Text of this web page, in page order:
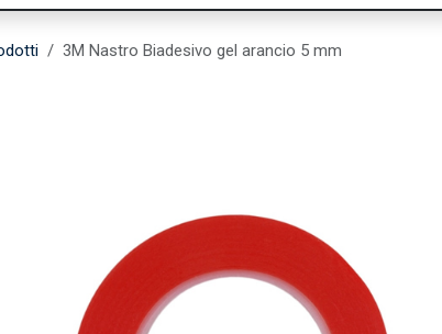
3M Nastro Biadesivo gel arancio 5 mm